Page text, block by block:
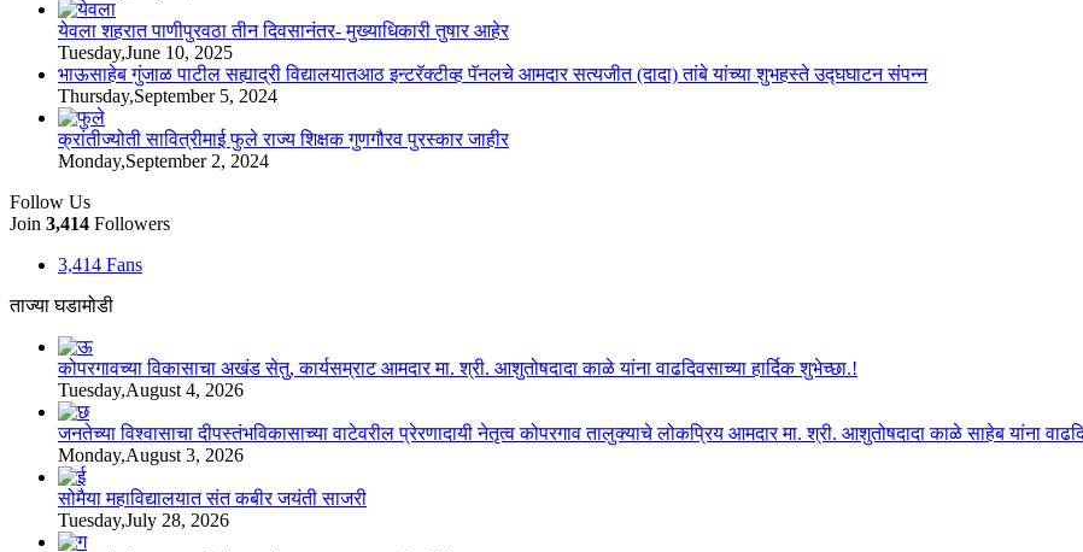
येवला शहरात पाणीपुरवठा तीन दिवसानंतर- मुख्याधिकारी तुषार आहेर
Tuesday,June 10, 2025
भाऊसाहेब गुंजाळ पाटील सह्याद्री विद्यालयातआठ इन्टरॅक्टीव्ह पॅनलचे आमदार सत्यजीत (दादा) तांबे यांच्या शुभहस्ते उद्घघाटन संपन्न
Thursday,September 5, 2024
क्रांतीज्योती सावित्रीमाई फुले राज्य शिक्षक गुणगौरव पुरस्कार जाहीर
Monday,September 2, 2024
Follow Us
Join 3,414 Followers
3,414 Fans
ताज्या घडामोडी
कोपरगावच्या विकासाचा अखंड सेतु, कार्यसम्राट आमदार मा. श्री. आशुतोषदादा काळे यांना वाढदिवसाच्या हार्दिक शुभेच्छा.!
Tuesday,August 4, 2026
जनतेच्या विश्वासाचा दीपस्तंभविकासाच्या वाटेवरील प्रेरणादायी नेतृत्व कोपरगाव तालुक्याचे लोकप्रिय आमदार मा. श्री. आशुतोषदादा काळे साहेब यांना
Monday,August 3, 2026
सोमैया महाविद्यालयात संत कबीर जयंती साजरी
Tuesday,July 28, 2026